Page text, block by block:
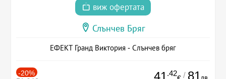
виж офертата
Слънчев Бряг
ЕФЕКТ Гранд Виктория - Слънчев бряг
-20% 41 .42 / 81